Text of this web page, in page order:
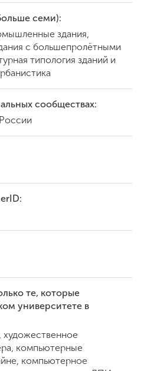
семи):
здания,
с большепролётными
типология зданий и
сообществах:
те, которые
университете в
художественное
компьютерные
компьютерное